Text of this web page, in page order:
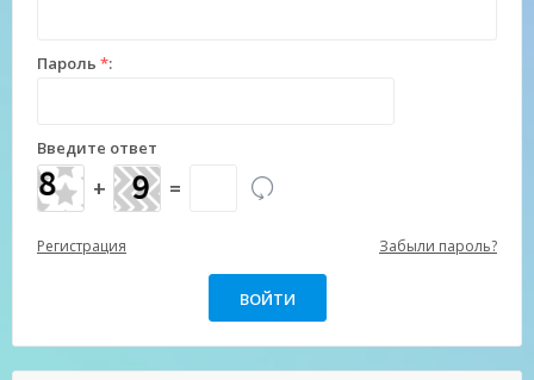
Пароль *:
Введите ответ
+ =
Регистрация Забыли пароль?